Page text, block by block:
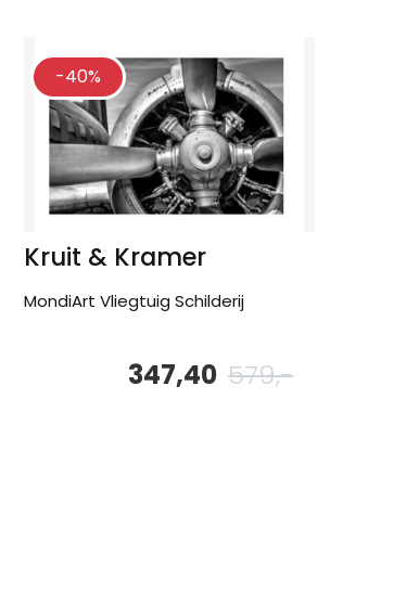
-40%
Kruit & Kramer
MondiArt Vliegtuig Schilderij
579,-
347,40